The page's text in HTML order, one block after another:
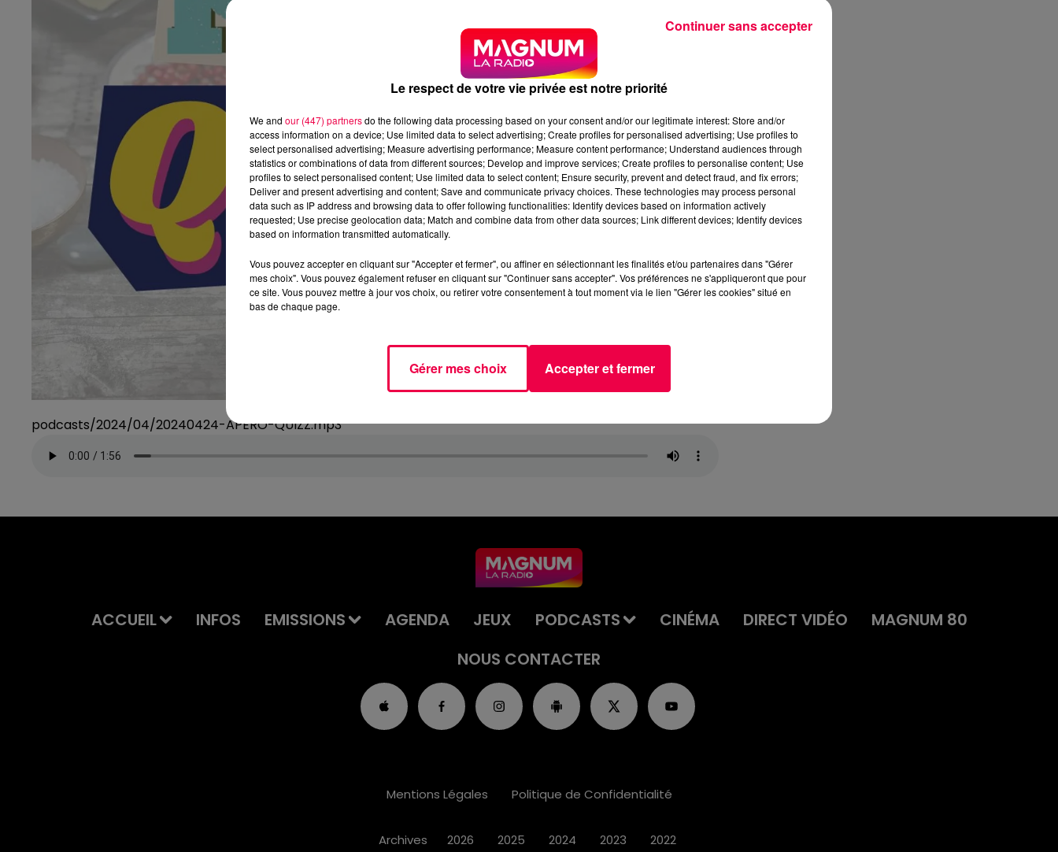
podcasts/2024/04/20240424-APERO-QUIZZ.mp3
ACCUEIL INFOS EMISSIONS AGENDA JEUX PODCASTS CINÉMA DIRECT VIDÉO
MAGNUM 80
NOUS CONTACTER
Mentions Légales Politique de Confidentialité
Archives 2026 2025 2024 2023 2022
Le respect de votre vie privée est notre priorité
We and our (447) partnersdo the following data processing based on your consent and/or our legitimate interest: Store and/or
access information on a device; Use limited data to select advertising; Create profiles for personalised advertising; Use profiles to
select personalised advertising; Measure advertising performance; Measure content performance; Understand audiences through
statistics or combinations of data from different sources; Develop and improve services; Create profiles to personalise content; Use
profiles to select personalised content; Use limited data to select content; Ensure security, prevent and detect fraud, and fix errors;
Deliver and present advertising and content; Save and communicate privacy choices. These technologies may process personal
data such as IP address and browsing data to offer following functionalities: Identify devices based on information actively
requested; Use precise geolocation data; Match and combine data from other data sources; Link different devices; Identify devices
based on information transmitted automatically.
Vous pouvez accepter en cliquant sur "Accepter et fermer", ou affiner en sélectionnant les finalités et/ou partenaires dans "Gérer
mes choix". Vous pouvez également refuser en cliquant sur "Continuer sans accepter". Vos préférences ne s'appliqueront que pour
ce site. Vous pouvez mettre à jour vos choix, ou retirer votre consentement à tout moment via le lien "Gérer les cookies" situé en
bas de chaque page.
Gérer mes choix Accepter et fermer
Continuer sans accepter